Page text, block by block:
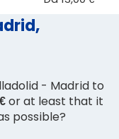
- Madrid to
or at least that it
possible?